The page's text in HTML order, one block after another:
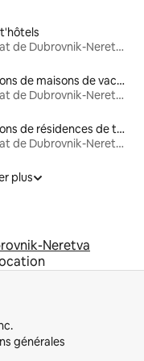
Comitat de Dubrovnik-Neretva
Locations de maisons de vacances
Comitat de Dubrovnik-Neretva
Locations de résidences de tourisme
Comitat de Dubrovnik-Neretva
plus
Neretva
générales